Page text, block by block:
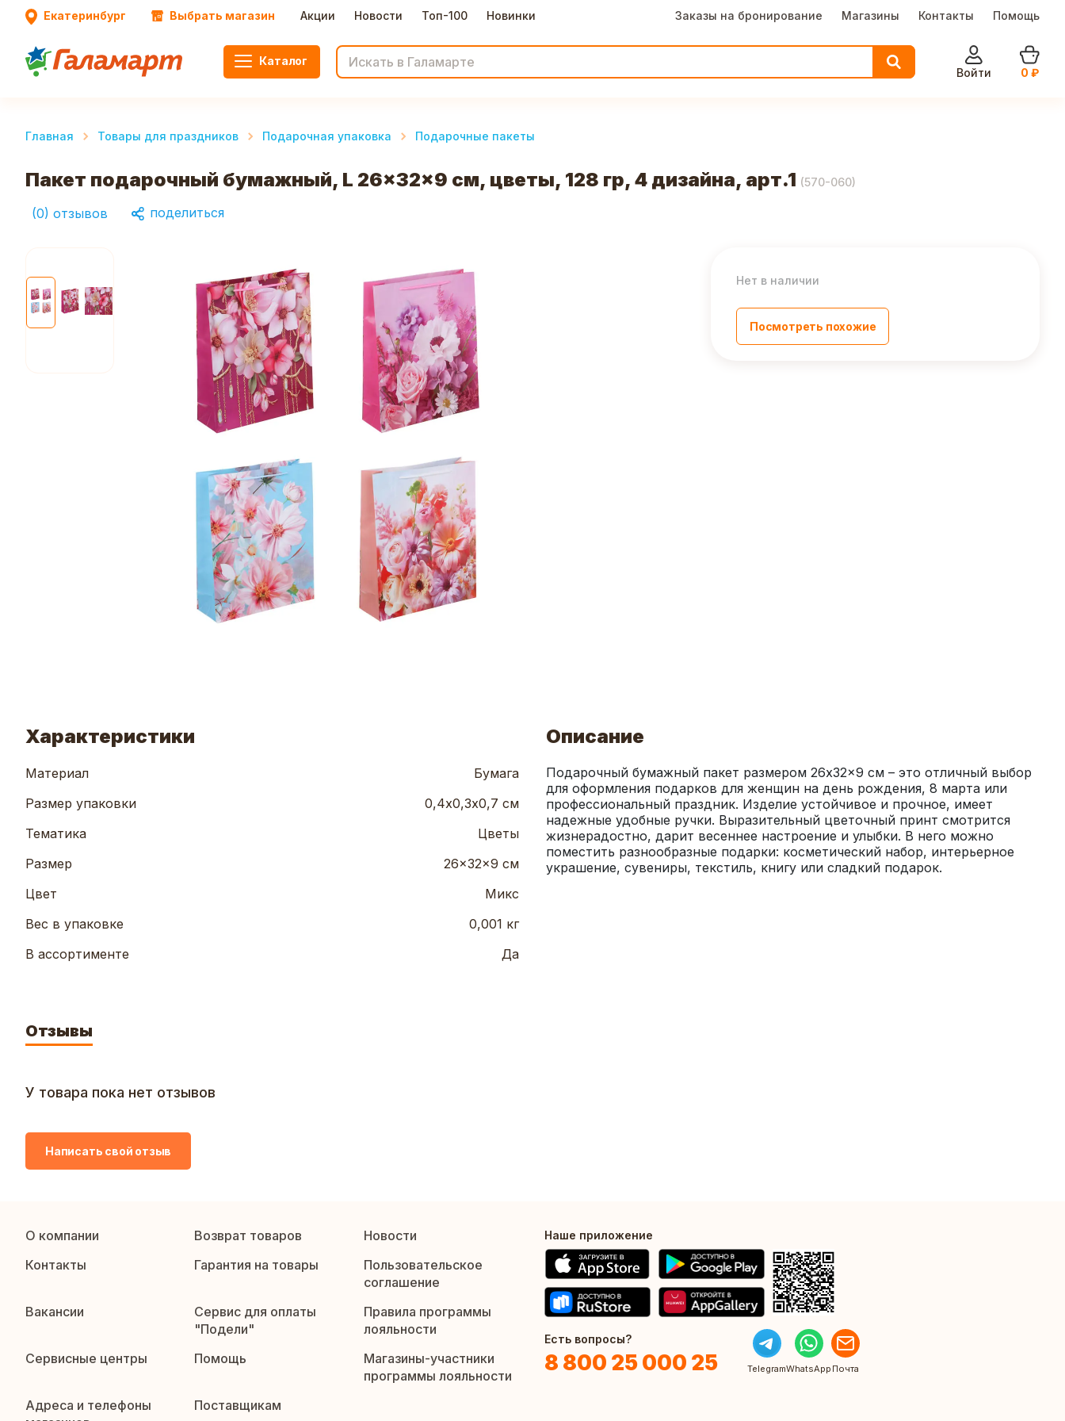
Екатеринбург Выбрать магазин Акции Новости Топ-100 Новинки Заказы на бронирование Магазины Контакты Помощь
Каталог
Войти
0 ₽
Главная Товары для праздников Подарочная упаковка Подарочные пакеты
Пакет подарочный бумажный, L 26x32x9 см, цветы, 128 гр, 4 дизайна, арт.1 (570-060)
(0) отзывов поделиться
Нет в наличии
Посмотреть похожие
Характеристики
Материал
Бумага
Размер упаковки
0,4х0,3х0,7 см
Тематика
Цветы
Размер
26x32x9 см
Цвет
Микс
Вес в упаковке
0,001 кг
В ассортименте
Да
Описание
Подарочный бумажный пакет размером 26x32x9 см – это отличный выбор
для оформления подарков для женщин на день рождения, 8 марта или
профессиональный праздник. Изделие устойчивое и прочное, имеет
надежные удобные ручки. Выразительный цветочный принт смотрится
жизнерадостно, дарит весеннее настроение и улыбки. В него можно
поместить разнообразные подарки: косметический набор, интерьерное
украшение, сувениры, текстиль, книгу или сладкий подарок.
Отзывы
У товара пока нет отзывов
Написать свой отзыв
О компании Возврат товаров
Новости
Контакты
Гарантия на товары
Пользовательское
соглашение
Вакансии
Сервис для оплаты
"Подели"
Правила программы
лояльности
Сервисные центры
Помощь
Магазины-участники
программы лояльности
Адреса и телефоны
Поставщикам
Наше приложение
Есть вопросы?
8 800 25 000 25 TelegramWhatsApp Почта